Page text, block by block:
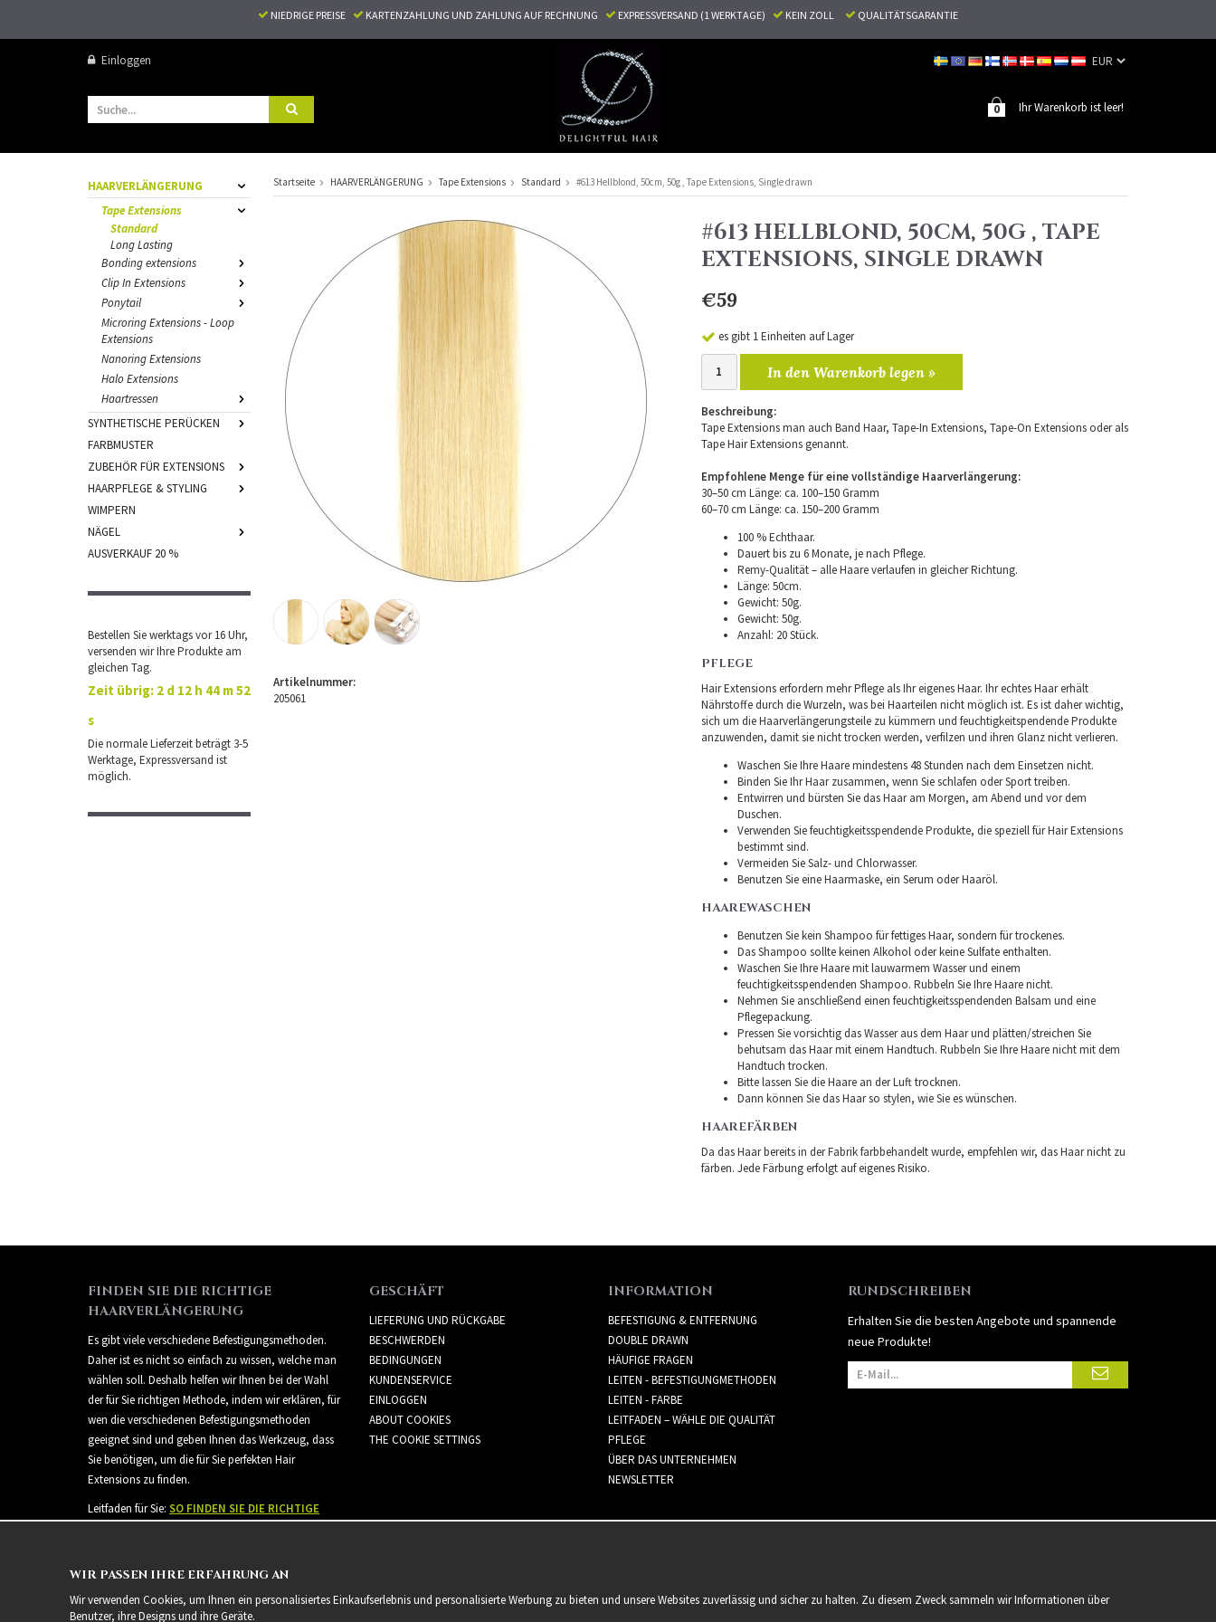
NIEDRIGE PREISE KARTENZAHLUNG UND ZAHLUNG AUF RECHNUNG EXPRESSVERSAND (1 WERKTAGE) KEIN ZOLL QUALITÄTSGARANTIE
Einloggen
Ihr Warenkorb ist leer!
0
HAARVERLÄNGERUNG
Tape Extensions
Standard
Long Lasting
Bonding extensions
Clip In Extensions
Ponytail
Microring Extensions - Loop
Extensions
Nanoring Extensions
Halo Extensions
Haartressen
SYNTHETISCHE PERÜCKEN
FARBMUSTER
ZUBEHÖR FÜR EXTENSIONS
HAARPFLEGE & STYLING
WIMPERN
NÄGEL
AUSVERKAUF 20 %
Bestellen Sie werktags vor 16 Uhr,
versenden wir Ihre Produkte am
gleichen Tag.
Zeit übrig: 2 d 12 h 44 m 51
s
Die normale Lieferzeit beträgt 3-5
Werktage, Expressversand ist
möglich.
Startseite HAARVERLÄNGERUNG Tape Extensions Standard #613 Hellblond, 50cm, 50g , Tape Extensions, Single drawn
#613 HELLBLOND, 50CM, 50G , TAPE
EXTENSIONS, SINGLE DRAWN
€59
es gibt 1 Einheiten auf Lager
In den Warenkorb legen »
Beschreibung:
Tape Extensions man auch Band Haar, Tape-In Extensions, Tape-On Extensions oder als
Tape Hair Extensions genannt.
Empfohlene Menge für eine vollständige Haarverlängerung:
30–50 cm Länge: ca. 100–150 Gramm
60–70 cm Länge: ca. 150–200 Gramm
100 % Echthaar.
Dauert bis zu 6 Monate, je nach Pflege.
Remy-Qualität – alle Haare verlaufen in gleicher Richtung.
Länge: 50cm.
Gewicht: 50g.
Gewicht: 50g.
Anzahl: 20 Stück.
PFLEGE
Hair Extensions erfordern mehr Pflege als Ihr eigenes Haar. Ihr echtes Haar erhält
Nährstoffe durch die Wurzeln, was bei Haarteilen nicht möglich ist. Es ist daher wichtig,
sich um die Haarverlängerungsteile zu kümmern und feuchtigkeitspendende Produkte
anzuwenden, damit sie nicht trocken werden, verfilzen und ihren Glanz nicht verlieren.
Waschen Sie Ihre Haare mindestens 48 Stunden nach dem Einsetzen nicht.
Binden Sie Ihr Haar zusammen, wenn Sie schlafen oder Sport treiben.
Entwirren und bürsten Sie das Haar am Morgen, am Abend und vor dem
Duschen.
Verwenden Sie feuchtigkeitsspendende Produkte, die speziell für Hair Extensions
bestimmt sind.
Vermeiden Sie Salz- und Chlorwasser.
Benutzen Sie eine Haarmaske, ein Serum oder Haaröl.
HAAREWASCHEN
Benutzen Sie kein Shampoo für fettiges Haar, sondern für trockenes.
Das Shampoo sollte keinen Alkohol oder keine Sulfate enthalten.
Waschen Sie Ihre Haare mit lauwarmem Wasser und einem
feuchtigkeitsspendenden Shampoo. Rubbeln Sie Ihre Haare nicht.
Nehmen Sie anschließend einen feuchtigkeitsspendenden Balsam und eine
Pflegepackung.
Pressen Sie vorsichtig das Wasser aus dem Haar und plätten/streichen Sie
behutsam das Haar mit einem Handtuch. Rubbeln Sie Ihre Haare nicht mit dem
Handtuch trocken.
Bitte lassen Sie die Haare an der Luft trocknen.
Dann können Sie das Haar so stylen, wie Sie es wünschen.
HAAREFÄRBEN
Da das Haar bereits in der Fabrik farbbehandelt wurde, empfehlen wir, das Haar nicht zu
färben. Jede Färbung erfolgt auf eigenes Risiko.
Artikelnummer:
205061
FINDEN SIE DIE RICHTIGE
HAARVERLÄNGERUNG
Es gibt viele verschiedene Befestigungsmethoden.
Daher ist es nicht so einfach zu wissen, welche man
wählen soll. Deshalb helfen wir Ihnen bei der Wahl
der für Sie richtigen Methode, indem wir erklären, für
wen die verschiedenen Befestigungsmethoden
geeignet sind und geben Ihnen das Werkzeug, dass
Sie benötigen, um die für Sie perfekten Hair
Extensions zu finden.
Leitfaden für Sie: SO FINDEN SIE DIE RICHTIGE
GESCHÄFT
LIEFERUNG UND RÜCKGABE
BESCHWERDEN
BEDINGUNGEN
KUNDENSERVICE
EINLOGGEN
ABOUT COOKIES
THE COOKIE SETTINGS
INFORMATION
BEFESTIGUNG & ENTFERNUNG
DOUBLE DRAWN
HÄUFIGE FRAGEN
LEITEN - BEFESTIGUNGMETHODEN
LEITEN - FARBE
LEITFADEN – WÄHLE DIE QUALITÄT
PFLEGE
ÜBER DAS UNTERNEHMEN
NEWSLETTER
RUNDSCHREIBEN
Erhalten Sie die besten Angebote und spannende
neue Produkte!
WIR PASSEN IHRE ERFAHRUNG AN
Wir verwenden Cookies, um Ihnen ein personalisiertes Einkaufserlebnis und personalisierte Werbung zu bieten und unsere Websites zuverlässig und sicher zu halten. Zu diesem Zweck sammeln wir Informationen über
Benutzer, ihre Designs und ihre Geräte.